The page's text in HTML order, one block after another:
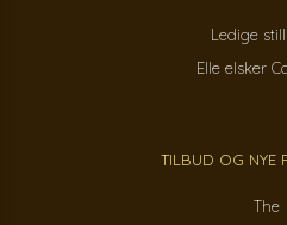
Ledige
Elle elsker
TILBUD OG NYE
The